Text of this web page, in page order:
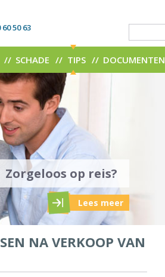
50 63
SCHADE TIPS DOCUMENTEN
Zorgeloos op reis?
Lees meer
NA VERKOOP VAN